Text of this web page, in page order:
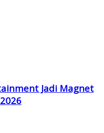
Jadi Magnet